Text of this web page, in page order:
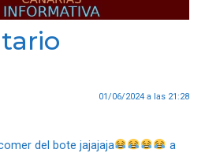
01/06/2024 a las 21:28
del bote jajajaja
a